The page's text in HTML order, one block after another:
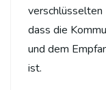
verschlüsselten
dass die
und dem
ist.